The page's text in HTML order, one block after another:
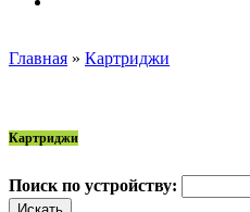
Главная » Картриджи
Картриджи
Поиск по устройству: